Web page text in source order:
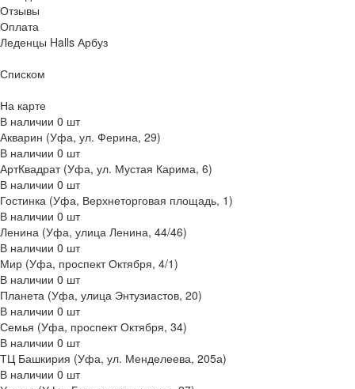
Отзывы
Оплата
Леденцы Halls Арбуз
Списком
На карте
В наличии 0 шт
Акварин (Уфа, ул. Ферина, 29)
В наличии 0 шт
АртКвадрат (Уфа, ул. Мустая Карима, 6)
В наличии 0 шт
Гостинка (Уфа, Верхнеторговая площадь, 1)
В наличии 0 шт
Ленина (Уфа, улица Ленина, 44/46)
В наличии 0 шт
Мир (Уфа, проспект Октября, 4/1)
В наличии 0 шт
Планета (Уфа, улица Энтузиастов, 20)
В наличии 0 шт
Семья (Уфа, проспект Октября, 34)
В наличии 0 шт
ТЦ Башкирия (Уфа, ул. Менделеева, 205а)
В наличии 0 шт